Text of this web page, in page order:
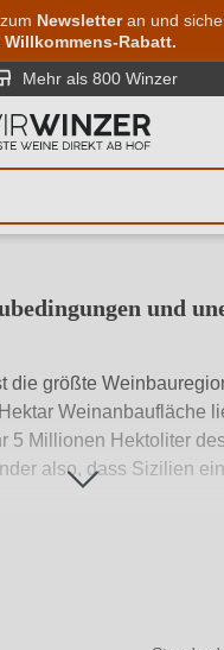
Zum
Newsletteran und
Willkommens-Rabatt.
Mehr als 800 Winzer
und
die größte
Weinanbaufläche
5 Millionen Hektoliter
also, dass Sizilien
Zeichen eingeben
Sie, welchen Wein
– ob nach Geschmack,
Kriterien.